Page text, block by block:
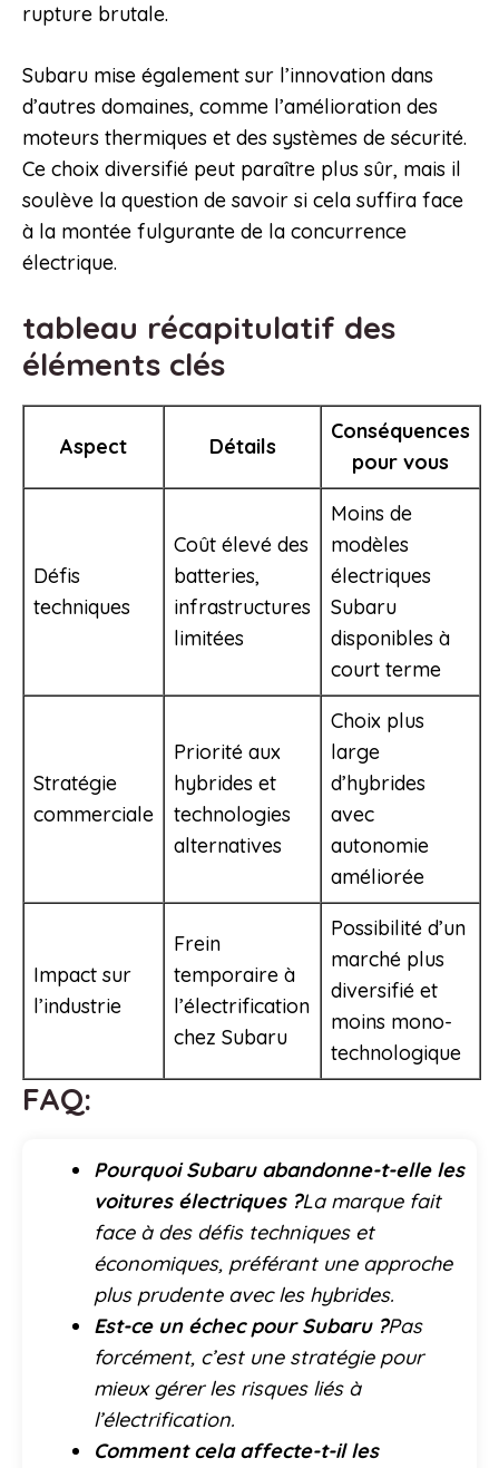
rupture brutale.
Subaru mise également sur l’innovation dans
d’autres domaines, comme l’amélioration des
moteurs thermiques et des systèmes de sécurité.
Ce choix diversifié peut paraître plus sûr, mais il
soulève la question de savoir si cela suffira face
à la montée fulgurante de la concurrence
électrique.
tableau récapitulatif des
éléments clés
Aspect Détails
Conséquences
pour vous
Défis
techniques
Coût élevé des
batteries,
infrastructures
limitées
Moins de
modèles
électriques
Subaru
disponibles à
court terme
Stratégie
commerciale
Priorité aux
hybrides et
technologies
alternatives
Choix plus
large
d’hybrides
avec
autonomie
améliorée
Impact sur
l’industrie
Frein
temporaire à
l’électrification
chez Subaru
Possibilité d’un
marché plus
diversifié et
moins mono-
technologique
FAQ:
Pourquoi Subaru abandonne-t-elle les
voitures électriques ?La marque fait
face à des défis techniques et
économiques, préférant une approche
plus prudente avec les hybrides.
Est-ce un échec pour Subaru ?Pas
forcément, c’est une stratégie pour
mieux gérer les risques liés à
l’électrification.
Comment cela affecte-t-il les